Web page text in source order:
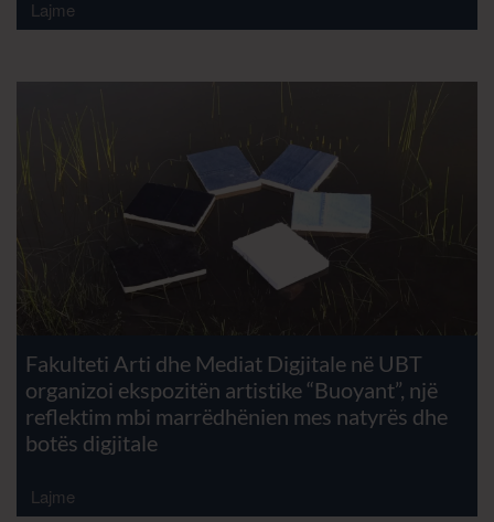
Lajme
Fakulteti Arti dhe Mediat Digjitale në UBT
organizoi ekspozitën artistike “Buoyant”, një
reflektim mbi marrëdhënien mes natyrës dhe
botës digjitale
Lajme